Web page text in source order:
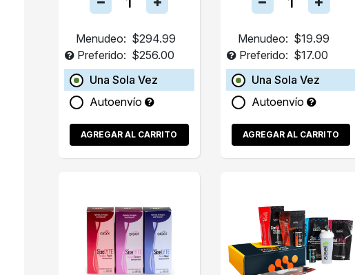
Menudeo: $294.99
Preferido: $256.00
Una Sola Vez
Autoenvío
AGREGAR AL CARRITO
Menudeo: $19.99
Preferido: $17.00
Una Sola Vez
Autoenvío
AGREGAR AL CARRITO